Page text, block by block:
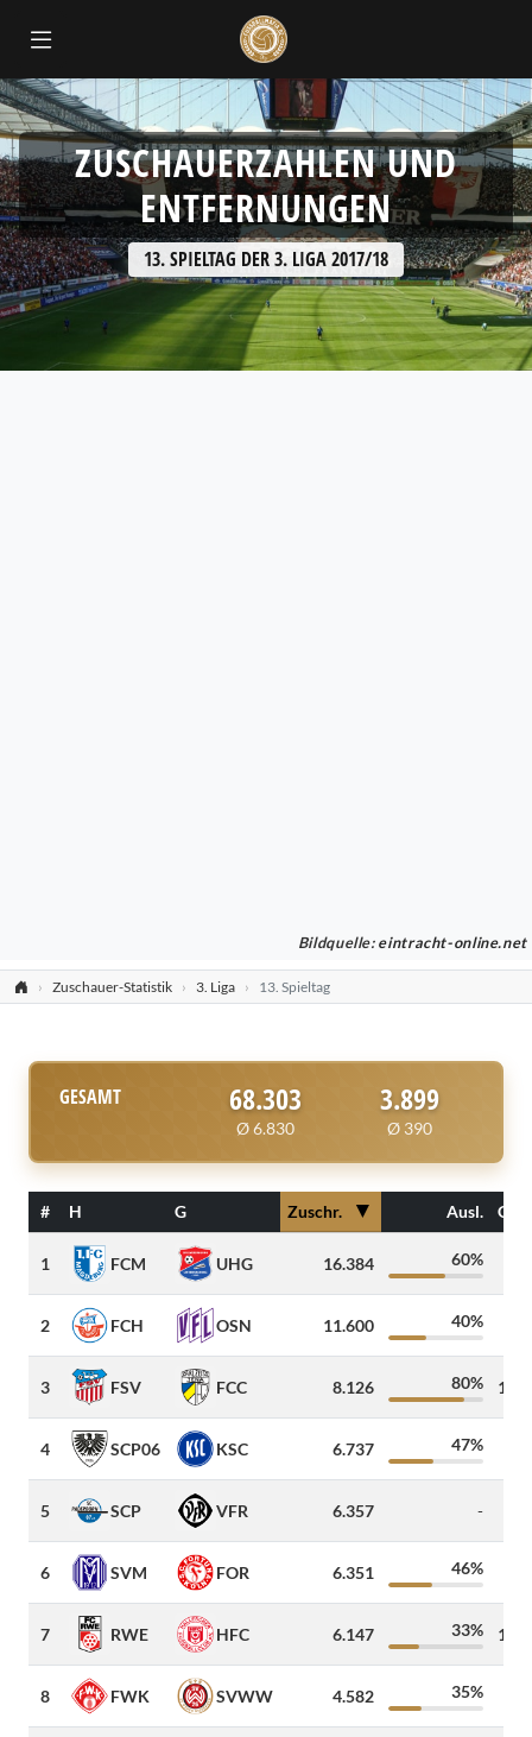
ZUSCHAUERZAHLEN UND
ENTFERNUNGEN
13. SPIELTAG DER 3. LIGA 2017/18
Bildquelle: eintracht-online.net
Zuschauer-Statistik 3. Liga 13. Spieltag
GESAMT 68.303
Ø 6.830
3.899
Ø 390
# H G Zuschr. ▼ Ausl.
1 FCM UHG 16.384 60%
2 FCH OSN 11.600 40%
3 FSV FCC 8.126 80%
4 SCP06 KSC 6.737 47%
5 SCP VFR 6.357 -
6 SVM FOR 6.351 46%
7 RWE HFC 6.147 33%
8 FWK SVWW 4.582 35%